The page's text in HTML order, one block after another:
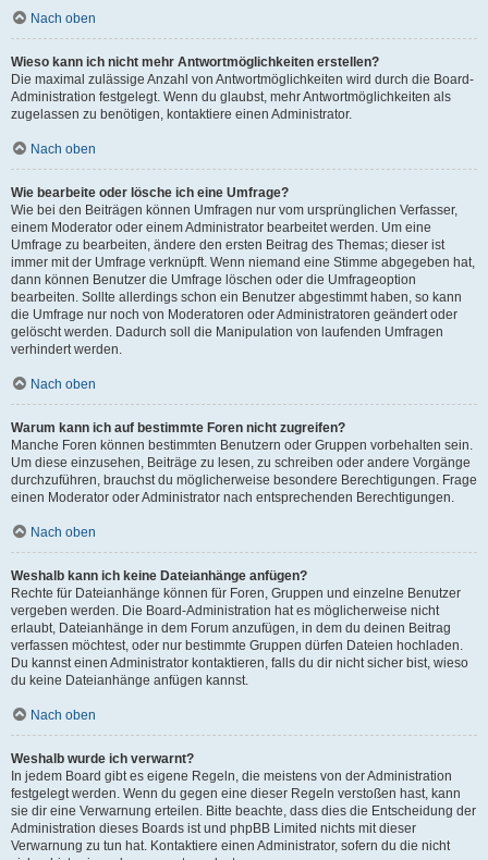
Nach oben
Wieso kann ich nicht mehr Antwortmöglichkeiten erstellen?
Die maximal zulässige Anzahl von Antwortmöglichkeiten wird durch die Board-
Administration festgelegt. Wenn du glaubst, mehr Antwortmöglichkeiten als
zugelassen zu benötigen, kontaktiere einen Administrator.
Nach oben
Wie bearbeite oder lösche ich eine Umfrage?
Wie bei den Beiträgen können Umfragen nur vom ursprünglichen Verfasser,
einem Moderator oder einem Administrator bearbeitet werden. Um eine
Umfrage zu bearbeiten, ändere den ersten Beitrag des Themas; dieser ist
immer mit der Umfrage verknüpft. Wenn niemand eine Stimme abgegeben hat,
dann können Benutzer die Umfrage löschen oder die Umfrageoption
bearbeiten. Sollte allerdings schon ein Benutzer abgestimmt haben, so kann
die Umfrage nur noch von Moderatoren oder Administratoren geändert oder
gelöscht werden. Dadurch soll die Manipulation von laufenden Umfragen
verhindert werden.
Nach oben
Warum kann ich auf bestimmte Foren nicht zugreifen?
Manche Foren können bestimmten Benutzern oder Gruppen vorbehalten sein.
Um diese einzusehen, Beiträge zu lesen, zu schreiben oder andere Vorgänge
durchzuführen, brauchst du möglicherweise besondere Berechtigungen. Frage
einen Moderator oder Administrator nach entsprechenden Berechtigungen.
Nach oben
Weshalb kann ich keine Dateianhänge anfügen?
Rechte für Dateianhänge können für Foren, Gruppen und einzelne Benutzer
vergeben werden. Die Board-Administration hat es möglicherweise nicht
erlaubt, Dateianhänge in dem Forum anzufügen, in dem du deinen Beitrag
verfassen möchtest, oder nur bestimmte Gruppen dürfen Dateien hochladen.
Du kannst einen Administrator kontaktieren, falls du dir nicht sicher bist, wieso
du keine Dateianhänge anfügen kannst.
Nach oben
Weshalb wurde ich verwarnt?
In jedem Board gibt es eigene Regeln, die meistens von der Administration
festgelegt werden. Wenn du gegen eine dieser Regeln verstoßen hast, kann
sie dir eine Verwarnung erteilen. Bitte beachte, dass dies die Entscheidung der
Administration dieses Boards ist und phpBB Limited nichts mit dieser
Verwarnung zu tun hat. Kontaktiere einen Administrator, sofern du die nicht